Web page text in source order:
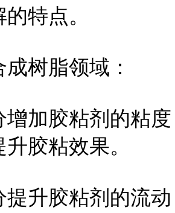
特点。
树脂领域：
增加胶粘剂的粘度
胶粘效果。
提升胶粘剂的流动